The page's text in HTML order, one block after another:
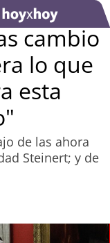
cambio
lo que
esta
de las ahora
Steinert; y de